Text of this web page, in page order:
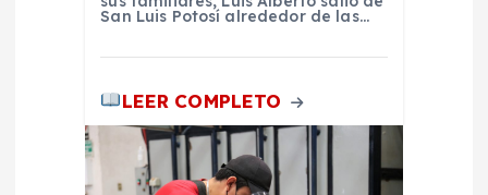
San Luis Potosí alrededor de las…
LEER COMPLETO